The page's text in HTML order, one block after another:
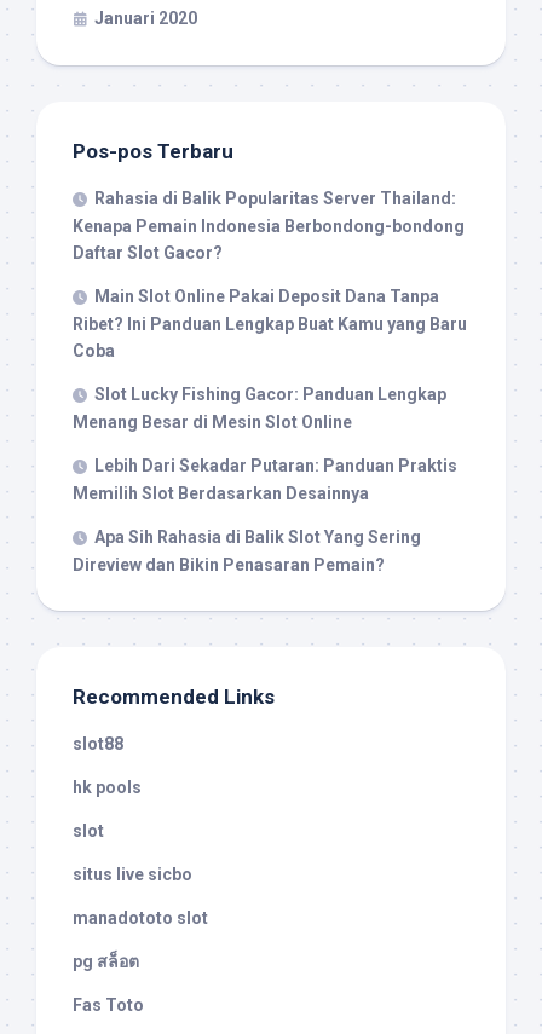
Januari 2020
Pos-pos Terbaru
Rahasia di Balik Popularitas Server Thailand:
Kenapa Pemain Indonesia Berbondong-bondong
Daftar Slot Gacor?
Main Slot Online Pakai Deposit Dana Tanpa
Ribet? Ini Panduan Lengkap Buat Kamu yang Baru
Coba
Slot Lucky Fishing Gacor: Panduan Lengkap
Menang Besar di Mesin Slot Online
Lebih Dari Sekadar Putaran: Panduan Praktis
Memilih Slot Berdasarkan Desainnya
Apa Sih Rahasia di Balik Slot Yang Sering
Direview dan Bikin Penasaran Pemain?
Recommended Links
slot88
hk pools
slot
situs live sicbo
manadototo slot
pg สล็อต
Fas Toto